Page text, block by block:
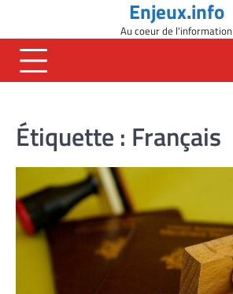
content
Enjeux.info
Au coeur de l'information
Étiquette : Français